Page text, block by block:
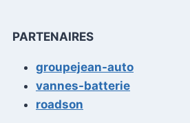
PARTENAIRES
groupejean-auto
vannes-batterie
roadson